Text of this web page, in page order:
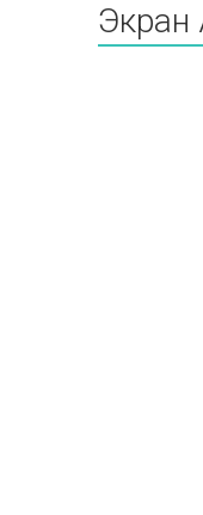
Экран